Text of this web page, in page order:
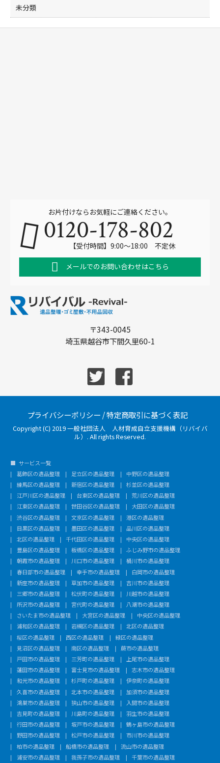
未分類
〒343-0045
埼玉県越谷市下間久里60-1
お片付けならお気軽にご連絡ください。
0120-178-802
【受付時間】9:00～18:00 不定休
メールでのお問い合わせはこちら
プライバシーポリシー /特定商取引に基づく表記
Copyright (C) 2019 一般社団法人 人材育成自立支援機構（リバイバ
ル）. All rights Reserved.
サービス一覧
葛飾区の遺品整理
足立区の遺品整理
中野区の遺品整理
練馬区の遺品整理
新宿区の遺品整理
杉並区の遺品整理
江戸川区の遺品整理
台東区の遺品整理
荒川区の遺品整理
江東区の遺品整理
世田谷区の遺品整理
大田区の遺品整理
渋谷区の遺品整理
文京区の遺品整理
港区の遺品整理
目黒区の遺品整理
墨田区の遺品整理
品川区の遺品整理
北区の遺品整理
千代田区の遺品整理
中央区の遺品整理
豊島区の遺品整理
板橋区の遺品整理
ふじみ野市の遺品整理
朝霞市の遺品整理
川口市の遺品整理
桶川市の遺品整理
春日部市の遺品整理
幸手市の遺品整理
白岡市の遺品整理
新座市の遺品整理
草加市の遺品整理
吉川市の遺品整理
三郷市の遺品整理
松伏町の遺品整理
川越市の遺品整理
所沢市の遺品整理
宮代町の遺品整理
八潮市の遺品整理
さいたま市の遺品整理
大宮区の遺品整理
中央区の遺品整理
浦和区の遺品整理
岩槻区の遺品整理
北区の遺品整理
桜区の遺品整理
西区の遺品整理
緑区の遺品整理
見沼区の遺品整理
南区の遺品整理
蕨市の遺品整理
戸田市の遺品整理
三芳町の遺品整理
上尾市の遺品整理
蓮田市の遺品整理
富士見市の遺品整理
志木市の遺品整理
和光市の遺品整理
杉戸町の遺品整理
伊奈町の遺品整理
久喜市の遺品整理
北本市の遺品整理
加須市の遺品整理
鴻巣市の遺品整理
狭山市の遺品整理
入間市の遺品整理
吉見町の遺品整理
川島町の遺品整理
羽生市の遺品整理
行田市の遺品整理
坂戸市の遺品整理
鶴ヶ島市の遺品整理
野田市の遺品整理
松戸市の遺品整理
市川市の遺品整理
柏市の遺品整理
船橋市の遺品整理
流山市の遺品整理
浦安市の遺品整理
我孫子市の遺品整理
千葉市の遺品整理